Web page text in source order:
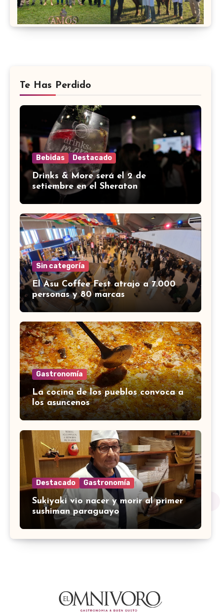
Te Has Perdido
Bebidas Destacado
Drinks & More será el 2 de
setiembre en el Sheraton
Sin categoría
El Asu Coffee Fest atrajo a 7.000
personas y 80 marcas
Gastronomía
La cocina de los pueblos convoca a
los asuncenos
Destacado Gastronomía
Sukiyaki vio nacer y morir al primer
sushiman paraguayo